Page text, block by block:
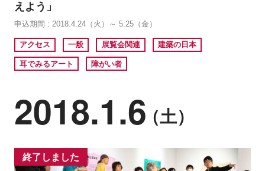
えよう」
申込期間 : 2018.4.24（火）～ 5.25（金）
アクセス 一般 展覧会関連 建築の日本
耳でみるアート 障がい者
2018.1.6（土）
終了しました